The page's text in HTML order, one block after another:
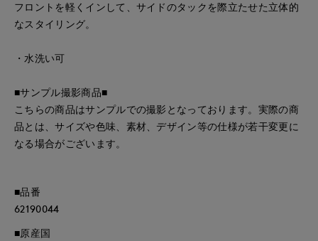
フロントを軽くインして、サイドのタックを際立たせた立体的
なスタイリング。
・水洗い可
■サンプル撮影商品■
こちらの商品はサンプルでの撮影となっております。実際の商
品とは、サイズや色味、素材、デザイン等の仕様が若干変更に
なる場合がございます。
■品番
62190044
■原産国